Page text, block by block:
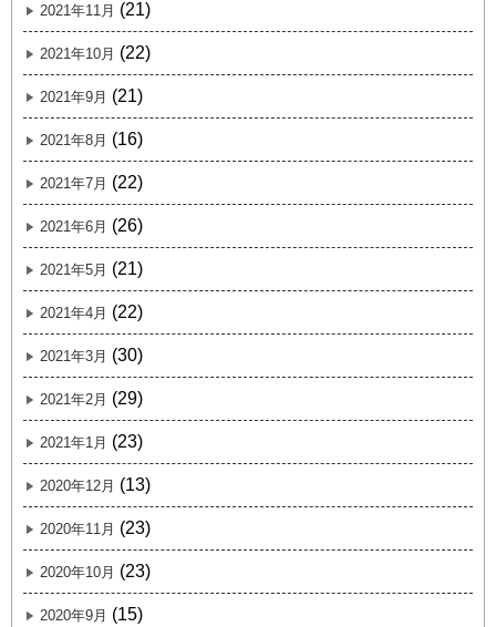
2021年11月 (21)
2021年10月 (22)
2021年9月 (21)
2021年8月 (16)
2021年7月 (22)
2021年6月 (26)
2021年5月 (21)
2021年4月 (22)
2021年3月 (30)
2021年2月 (29)
2021年1月 (23)
2020年12月 (13)
2020年11月 (23)
2020年10月 (23)
2020年9月 (15)